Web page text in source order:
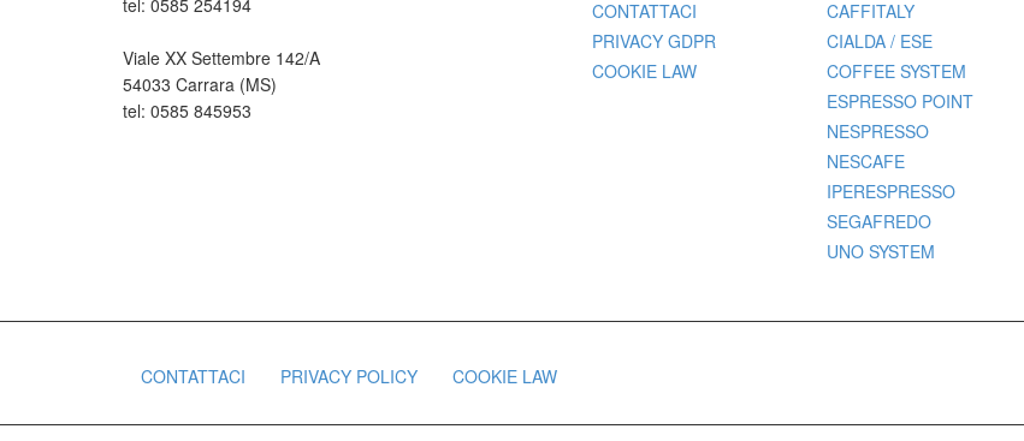
tel: 0585 254194
Viale XX Settembre 142/A
54033 Carrara (MS)
tel: 0585 845953
CONTATTACI
PRIVACY GDPR
COOKIE LAW
CAFFITALY
CIALDA / ESE
COFFEE SYSTEM
ESPRESSO POINT
NESPRESSO
NESCAFE
IPERESPRESSO
SEGAFREDO
UNO SYSTEM
CONTATTACI PRIVACY POLICY COOKIE LAW